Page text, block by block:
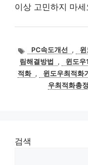
이상 고민하지 마
태
그
PC속도개선 ,
림해결방법
, 윈도
적화 , 윈도우최적화
우최적화총
검색